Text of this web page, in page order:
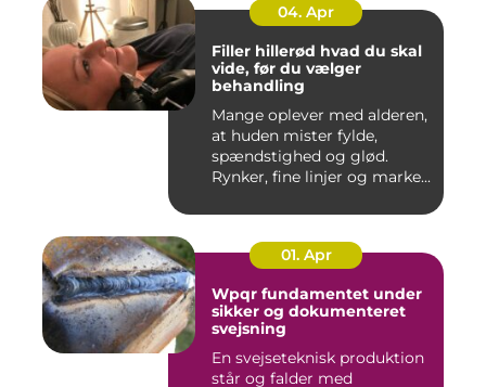
04. Apr
Filler hillerød hvad du skal
vide, før du vælger
behandling
Mange oplever med alderen,
at huden mister fylde,
spændstighed og glød.
Rynker, fine linjer og marke...
01. Apr
Wpqr fundamentet under
sikker og dokumenteret
svejsning
En svejseteknisk produktion
står og falder med